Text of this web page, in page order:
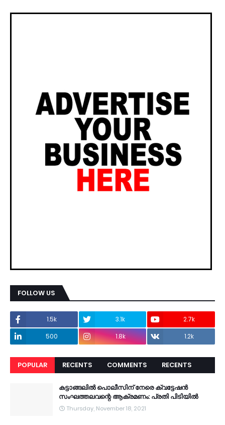
FOLLOW US
1.5k 3.1k
2.7k
500
1.8k 1.2k
POPULAR RECENTS COMMENTS RECENTS
കട്ടാങ്ങലിൽ പൊലീസിന് നേരെ ക്വട്ടേഷൻ
സംഘത്തലവന്റെ ആക്രമണം: പ്രതി പിടിയിൽ
Thursday, November 18, 2021